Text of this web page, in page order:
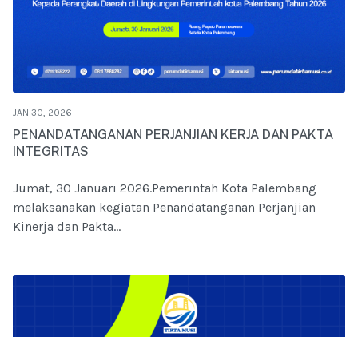
JAN 30, 2026
PENANDATANGANAN PERJANJIAN KERJA DAN PAKTA
INTEGRITAS
Jumat, 30 Januari 2026.Pemerintah Kota Palembang
melaksanakan kegiatan Penandatanganan Perjanjian
Kinerja dan Pakta...